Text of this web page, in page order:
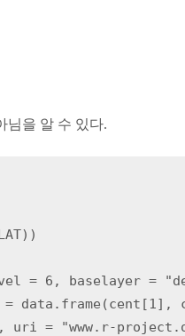
님을 알 수 있다.
= 6, baselayer =
data.frame(cent[1],
uri = "www.r-